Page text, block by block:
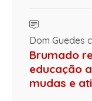
Dom Guedes
Brumado
educação
mudas e